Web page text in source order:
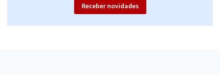
Receber novidades